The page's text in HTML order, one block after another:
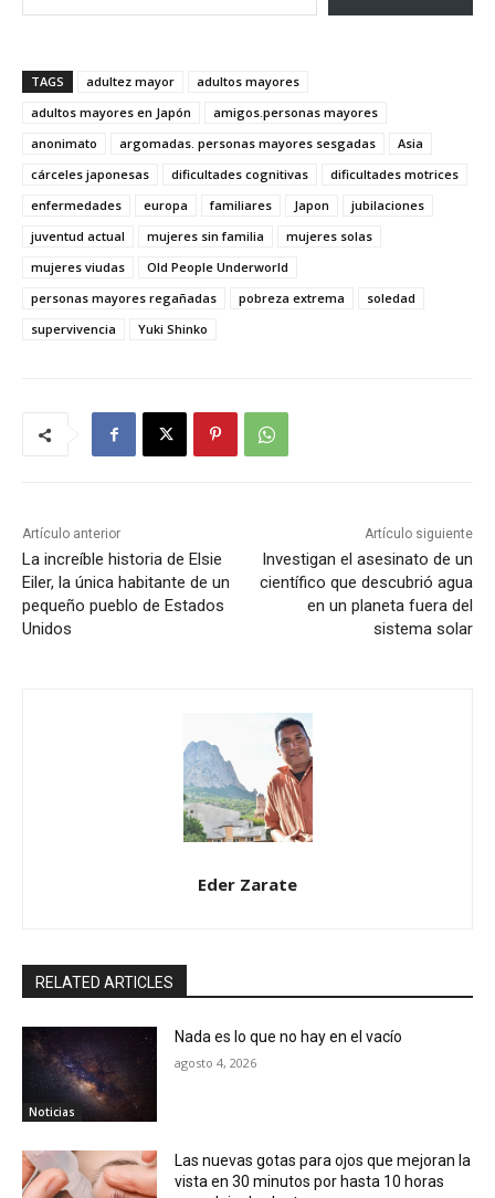
TAGS adultez mayor
adultos mayores
adultos mayores en Japón
amigos.personas mayores
anonimato
argomadas. personas mayores sesgadas
Asia
cárceles japonesas
dificultades cognitivas
dificultades motrices
enfermedades
europa familiares Japon
jubilaciones
juventud actual
mujeres sin familia
mujeres solas
mujeres viudas
Old People Underworld
personas mayores regañadas
pobreza extrema
soledad
supervivencia
Yuki Shinko
Artículo anterior
La increíble historia de Elsie
Eiler, la única habitante de un
pequeño pueblo de Estados
Unidos
Artículo siguiente
Investigan el asesinato de un
científico que descubrió agua
en un planeta fuera del
sistema solar
Eder Zarate
RELATED ARTICLES
Noticias
Nada es lo que no hay en el vacío
agosto 4, 2026
Las nuevas gotas para ojos que mejoran la
vista en 30 minutos por hasta 10 horas